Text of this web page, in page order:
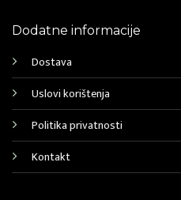
Dodatne informacije
Dostava
Uslovi korištenja
Politika privatnosti
Kontakt